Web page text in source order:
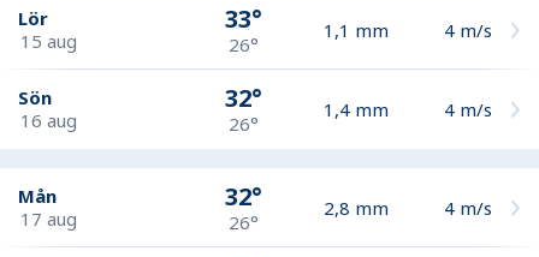
Lör
15 aug
33°
26°
1,1 mm 4 m/s
Sön
16 aug
32°
26°
1,4 mm 4 m/s
Mån
17 aug
32°
26°
2,8 mm 4 m/s